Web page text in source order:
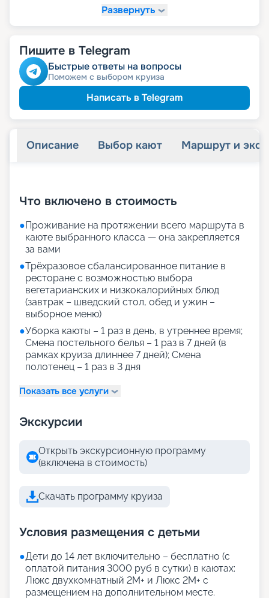
₽/ турист
-10% от 105 678 ₽/ турист
Скидкапенсионерам
Скидка сотрудникам силовыхведомств
Скидкаветеранам
Скидка многодетнымсемьям
Развернуть
Пишите в Telegram
Быстрые ответы на вопросы
Поможем с выбором круиза
Написать в Telegram
Описание Выбор кают Маршрут и
Что включено в стоимость
●Проживание на протяжении всего маршрута в
каюте выбранного класса — она закрепляется
за вами
●Трёхразовое сбалансированное питание в
ресторане с возможностью выбора
вегетарианских и низкокалорийных блюд
(завтрак – шведский стол, обед и ужин –
выборное меню)
●Уборка каюты – 1 раз в день, в утреннее время;
Смена постельного белья – 1 раз в 7 дней (в
рамках круиза длиннее 7 дней); Смена
полотенец – 1 раз в 3 дня
Показать все услуги
Экскурсии
Открыть экскурсионную программу
(включена в стоимость)
Скачать программу круиза
Условия размещения с детьми
●Дети до 14 лет включительно – бесплатно (с
оплатой питания 3000 руб в сутки) в каютах:
Люкс двухкомнатный 2М+ и Люкс 2М+ с
размещением на дополнительном месте.